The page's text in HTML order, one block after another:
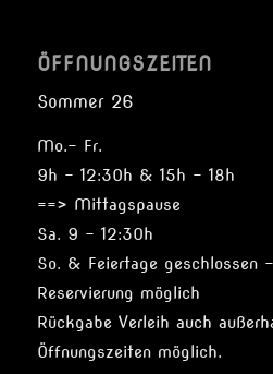
ÖFFNUNGSZEITEN
Sommer 26
Mo.- Fr.
9h – 12:30h & 15h – 18h
==> Mittagspause
Sa. 9 – 12:30h
So. & Feiertage geschlossen
Reservierung möglich
Rückgabe Verleih auch
Öffnungszeiten möglich.